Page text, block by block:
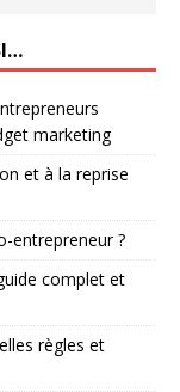
marketing
et à la reprise
entrepreneur ?
complet et
règles et